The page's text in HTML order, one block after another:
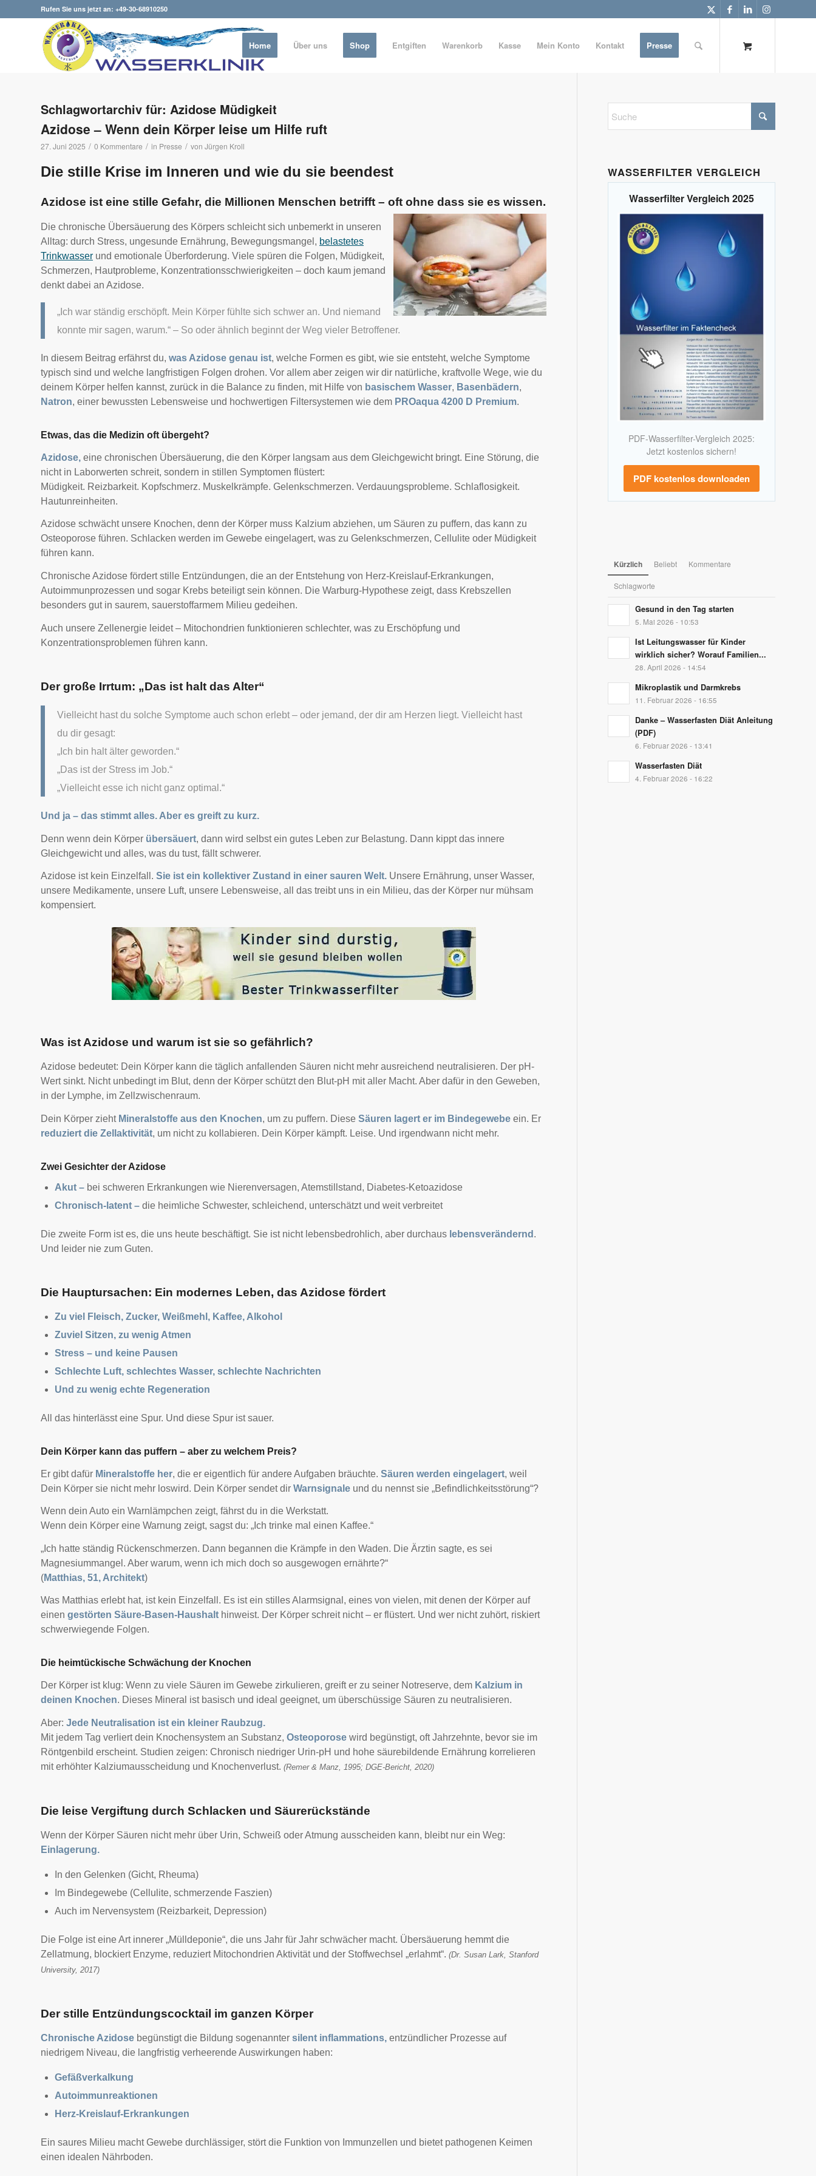
Rufen Sie uns jetzt an: +49-30-68910250
Home Über uns Shop Entgiften Warenkorb Kasse Mein Konto Kontakt Presse
Schlagwortarchiv für: Azidose Müdigkeit
Azidose – Wenn dein Körper leise um Hilfe ruft
27. Juni 2025 / 0 Kommentare / in Presse / von Jürgen Kroll
Die stille Krise im Inneren und wie du sie beendest
Azidose ist eine stille Gefahr, die Millionen Menschen betrifft – oft ohne dass sie es wissen.
Die chronische Übersäuerung des Körpers schleicht sich unbemerkt in unseren
Alltag: durch Stress, ungesunde Ernährung, Bewegungsmangel, belastetes
Trinkwasser und emotionale Überforderung. Viele spüren die Folgen, Müdigkeit,
Schmerzen, Hautprobleme, Konzentrationsschwierigkeiten – doch kaum jemand
denkt dabei an Azidose.
„Ich war ständig erschöpft. Mein Körper fühlte sich schwer an. Und niemand
konnte mir sagen, warum.“ – So oder ähnlich beginnt der Weg vieler Betroffener.
In diesem Beitrag erfährst du, was Azidose genau ist, welche Formen es gibt, wie sie entsteht, welche Symptome
typisch sind und welche langfristigen Folgen drohen. Vor allem aber zeigen wir dir natürliche, kraftvolle Wege, wie du
deinem Körper helfen kannst, zurück in die Balance zu finden, mit Hilfe von basischem Wasser, Basenbädern,
Natron, einer bewussten Lebensweise und hochwertigen Filtersystemen wie dem PROaqua 4200 D Premium.
Etwas, das die Medizin oft übergeht?
Azidose, eine chronischen Übersäuerung, die den Körper langsam aus dem Gleichgewicht bringt. Eine Störung, die
nicht in Laborwerten schreit, sondern in stillen Symptomen flüstert:
Müdigkeit. Reizbarkeit. Kopfschmerz. Muskelkrämpfe. Gelenkschmerzen. Verdauungsprobleme. Schlaflosigkeit.
Hautunreinheiten.
Azidose schwächt unsere Knochen, denn der Körper muss Kalzium abziehen, um Säuren zu puffern, das kann zu
Osteoporose führen. Schlacken werden im Gewebe eingelagert, was zu Gelenkschmerzen, Cellulite oder Müdigkeit
führen kann.
Chronische Azidose fördert stille Entzündungen, die an der Entstehung von Herz-Kreislauf-Erkrankungen,
Autoimmunprozessen und sogar Krebs beteiligt sein können. Die Warburg-Hypothese zeigt, dass Krebszellen
besonders gut in saurem, sauerstoffarmem Milieu gedeihen.
Auch unsere Zellenergie leidet – Mitochondrien funktionieren schlechter, was zu Erschöpfung und
Konzentrationsproblemen führen kann.
Der große Irrtum: „Das ist halt das Alter“
Vielleicht hast du solche Symptome auch schon erlebt – oder jemand, der dir am Herzen liegt. Vielleicht hast
du dir gesagt:
„Ich bin halt älter geworden.“
„Das ist der Stress im Job.“
„Vielleicht esse ich nicht ganz optimal.“
Und ja – das stimmt alles. Aber es greift zu kurz.
Denn wenn dein Körper übersäuert, dann wird selbst ein gutes Leben zur Belastung. Dann kippt das innere
Gleichgewicht und alles, was du tust, fällt schwerer.
Azidose ist kein Einzelfall. Sie ist ein kollektiver Zustand in einer sauren Welt. Unsere Ernährung, unser Wasser,
unsere Medikamente, unsere Luft, unsere Lebensweise, all das treibt uns in ein Milieu, das der Körper nur mühsam
kompensiert.
Was ist Azidose und warum ist sie so gefährlich?
Azidose bedeutet: Dein Körper kann die täglich anfallenden Säuren nicht mehr ausreichend neutralisieren. Der pH-
Wert sinkt. Nicht unbedingt im Blut, denn der Körper schützt den Blut-pH mit aller Macht. Aber dafür in den Geweben,
in der Lymphe, im Zellzwischenraum.
Dein Körper zieht Mineralstoffe aus den Knochen, um zu puffern. Diese Säuren lagert er im Bindegewebe ein. Er
reduziert die Zellaktivität, um nicht zu kollabieren. Dein Körper kämpft. Leise. Und irgendwann nicht mehr.
Zwei Gesichter der Azidose
Akut – bei schweren Erkrankungen wie Nierenversagen, Atemstillstand, Diabetes-Ketoazidose
Chronisch-latent – die heimliche Schwester, schleichend, unterschätzt und weit verbreitet
Die zweite Form ist es, die uns heute beschäftigt. Sie ist nicht lebensbedrohlich, aber durchaus lebensverändernd .
Und leider nie zum Guten.
Die Hauptursachen: Ein modernes Leben, das Azidose fördert
Zu viel Fleisch, Zucker, Weißmehl, Kaffee, Alkohol
Zuviel Sitzen, zu wenig Atmen
Stress – und keine Pausen
Schlechte Luft, schlechtes Wasser, schlechte Nachrichten
Und zu wenig echte Regeneration
All das hinterlässt eine Spur. Und diese Spur ist sauer.
Dein Körper kann das puffern – aber zu welchem Preis?
Er gibt dafür Mineralstoffe her, die er eigentlich für andere Aufgaben bräuchte. Säuren werden eingelagert, weil
Dein Körper sie nicht mehr loswird. Dein Körper sendet dir Warnsignale und du nennst sie „Befindlichkeitsstörung“?
Wenn dein Auto ein Warnlämpchen zeigt, fährst du in die Werkstatt.
Wenn dein Körper eine Warnung zeigt, sagst du: „Ich trinke mal einen Kaffee.“
„Ich hatte ständig Rückenschmerzen. Dann begannen die Krämpfe in den Waden. Die Ärztin sagte, es sei
Magnesiummangel. Aber warum, wenn ich mich doch so ausgewogen ernährte?“
(Matthias, 51, Architekt)
Was Matthias erlebt hat, ist kein Einzelfall. Es ist ein stilles Alarmsignal, eines von vielen, mit denen der Körper auf
einen gestörten Säure-Basen-Haushalt hinweist. Der Körper schreit nicht – er flüstert. Und wer nicht zuhört, riskiert
schwerwiegende Folgen.
Die heimtückische Schwächung der Knochen
Der Körper ist klug: Wenn zu viele Säuren im Gewebe zirkulieren, greift er zu seiner Notreserve, dem Kalzium in
deinen Knochen. Dieses Mineral ist basisch und ideal geeignet, um überschüssige Säuren zu neutralisieren.
Aber: Jede Neutralisation ist ein kleiner Raubzug.
Mit jedem Tag verliert dein Knochensystem an Substanz, Osteoporose wird begünstigt, oft Jahrzehnte, bevor sie im
Röntgenbild erscheint. Studien zeigen: Chronisch niedriger Urin-pH und hohe säurebildende Ernährung korrelieren
mit erhöhter Kalziumausscheidung und Knochenverlust. (Remer & Manz, 1995; DGE-Bericht, 2020)
Die leise Vergiftung durch Schlacken und Säurerückstände
Wenn der Körper Säuren nicht mehr über Urin, Schweiß oder Atmung ausscheiden kann, bleibt nur ein Weg:
Einlagerung.
In den Gelenken (Gicht, Rheuma)
Im Bindegewebe (Cellulite, schmerzende Faszien)
Auch im Nervensystem (Reizbarkeit, Depression)
Die Folge ist eine Art innerer „Mülldeponie“, die uns Jahr für Jahr schwächer macht. Übersäuerung hemmt die
Zellatmung, blockiert Enzyme, reduziert Mitochondrien Aktivität und der Stoffwechsel „erlahmt“. (Dr. Susan Lark, Stanford
University, 2017)
Der stille Entzündungscocktail im ganzen Körper
Chronische Azidose begünstigt die Bildung sogenannter silent inflammations, entzündlicher Prozesse auf
niedrigem Niveau, die langfristig verheerende Auswirkungen haben:
Gefäßverkalkung
Autoimmunreaktionen
Herz-Kreislauf-Erkrankungen
Ein saures Milieu macht Gewebe durchlässiger, stört die Funktion von Immunzellen und bietet pathogenen Keimen
einen idealen Nährboden.
WASSERFILTER VERGLEICH
Wasserfilter Vergleich 2025
PDF-Wasserfilter-Vergleich 2025:
Jetzt kostenlos sichern!
PDF kostenlos downloaden
Kürzlich Beliebt Kommentare
Schlagworte
Gesund in den Tag starten
5. Mai 2026 - 10:53
Ist Leitungswasser für Kinder
wirklich sicher? Worauf Familien...
28. April 2026 - 14:54
Mikroplastik und Darmkrebs
11. Februar 2026 - 16:55
Danke – Wasserfasten Diät Anleitung
(PDF)
6. Februar 2026 - 13:41
Wasserfasten Diät
4. Februar 2026 - 16:22